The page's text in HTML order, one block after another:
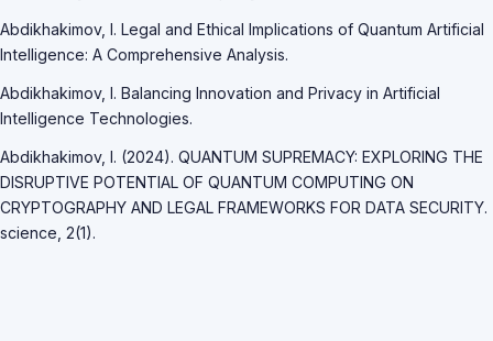
Abdikhakimov, I. Legal and Ethical Implications of Quantum Artificial
Intelligence: A Comprehensive Analysis.
Abdikhakimov, I. Balancing Innovation and Privacy in Artificial
Intelligence Technologies.
Abdikhakimov, I. (2024). QUANTUM SUPREMACY: EXPLORING THE
DISRUPTIVE POTENTIAL OF QUANTUM COMPUTING ON
CRYPTOGRAPHY AND LEGAL FRAMEWORKS FOR DATA SECURITY.
science, 2(1).